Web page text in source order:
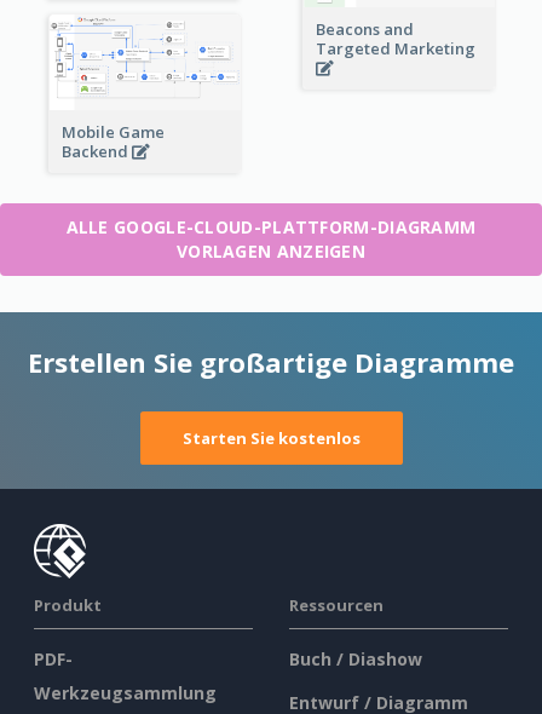
Beacons and
Targeted Marketing
Mobile Game
Backend
ALLE GOOGLE-CLOUD-PLATTFORM-DIAGRAMM
VORLAGEN ANZEIGEN
Erstellen Sie großartige Diagramme
Starten Sie kostenlos
Produkt
PDF-
Werkzeugsammlung
Ressourcen
Buch / Diashow
Entwurf / Diagramm